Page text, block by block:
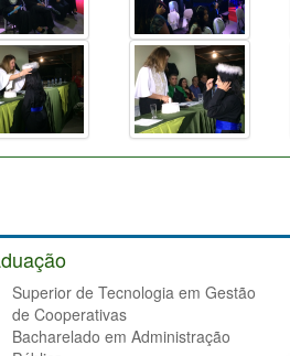
Superior de Tecnologia em Gestão
de Cooperativas
Bacharelado em Administração